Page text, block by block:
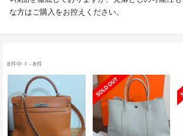
な方はご購入をお控えください。
8件中 1 - 8件